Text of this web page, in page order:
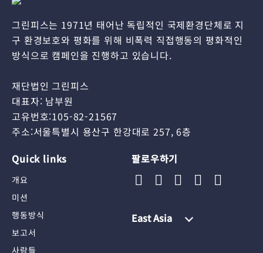
그린피스는 1971년 태어난 독립적인 국제환경단체로 지
구 환경보호와 평화를 위해 비폭력 직접행동의 평화적인
방식으로 캠페인을 진행하고 있습니다.
재단법인 그린피스
대표자: 남부원
고유번호:105-82-21567
주소:서울특별시 용산구 한강대로 257, 6층
Quick links
개요
미션
행동방식
보고서
사람들
팔로우하기
East Asia